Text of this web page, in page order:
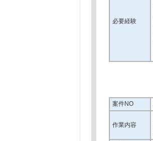
必要経験
案件NO
作業内容